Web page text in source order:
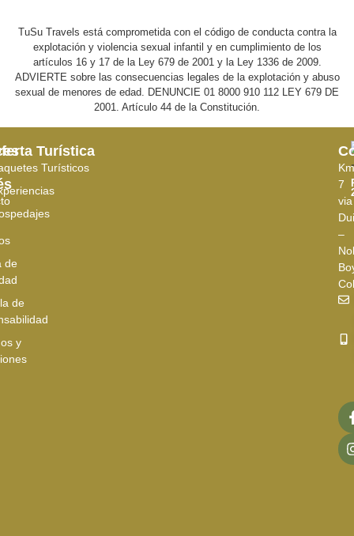
TuSu Travels está comprometida con el código de conducta contra la
explotación y violencia sexual infantil y en cumplimiento de los
artículos 16 y 17 de la Ley 679 de 2001 y la Ley 1336 de 2009.
ADVIERTE sobre las consecuencias legales de la explotación y abuso
sexual de menores de edad. DENUNCIE 01 8000 910 112 LEY 679 DE
2001. Artículo 44 de la Constitución.
Turística
Turísticos
de
de
y
Km
7
via
–